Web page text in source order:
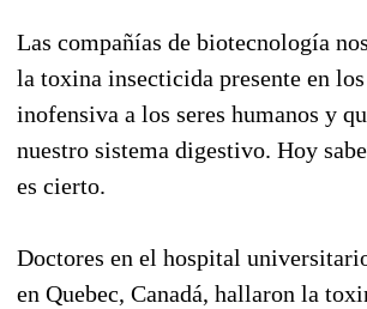
Las compañías de biotecnología
la toxina insecticida presente en
inofensiva a los seres humanos y
nuestro sistema digestivo. Hoy
es cierto.
Doctores en el hospital
en Quebec, Canadá, hallaron la